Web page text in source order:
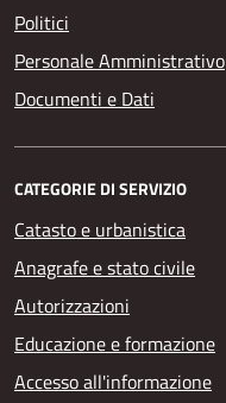
Politici
Personale Amministrativo
Documenti e Dati
CATEGORIE DI SERVIZIO
Catasto e urbanistica
Anagrafe e stato civile
Autorizzazioni
Educazione e formazione
Accesso all'informazione